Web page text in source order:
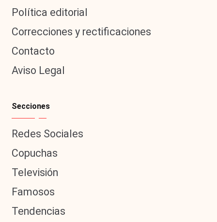
Política editorial
Correcciones y rectificaciones
Contacto
Aviso Legal
Secciones
Redes Sociales
Copuchas
Televisión
Famosos
Tendencias